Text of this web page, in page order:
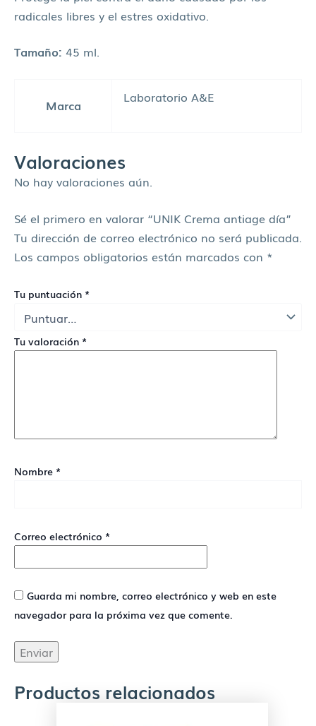
radicales libres y el estres oxidativo.
Tamaño: 45 ml.
Marca Laboratorio A&E
Valoraciones
No hay valoraciones aún.
Sé el primero en valorar “UNIK Crema antiage día”
Tu dirección de correo electrónico no será publicada.
Los campos obligatorios están marcados con *
Tu puntuación *
Tu valoración *
Nombre *
Correo electrónico *
Guarda mi nombre, correo electrónico y web en este
navegador para la próxima vez que comente.
Productos relacionados